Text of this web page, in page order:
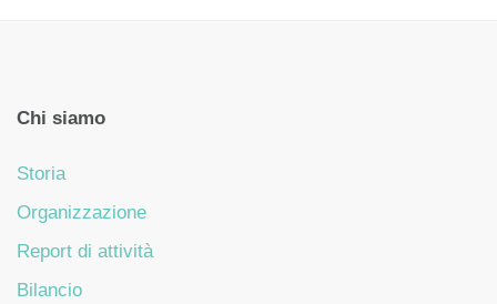
Chi siamo
Storia
Organizzazione
Report di attività
Bilancio